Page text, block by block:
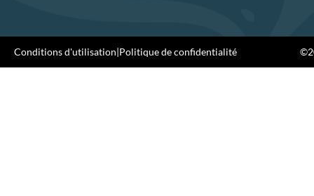
Conditions d'utilisation|Politique de confidentialité